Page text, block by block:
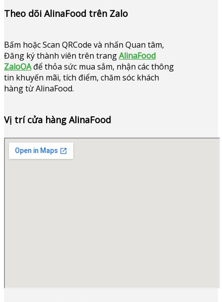
Theo dõi AlinaFood trên Zalo
Bấm hoặcScan QRCode và nhấn Quan tâm,
Đăng ký thành viên trên trangAlinaFood
ZaloOAđể thỏa sức mua sắm, nhận các thông
tin khuyến mãi, tích điểm, chăm sóc khách
hàng từ AlinaFood.
Vị trí cửa hàng AlinaFood